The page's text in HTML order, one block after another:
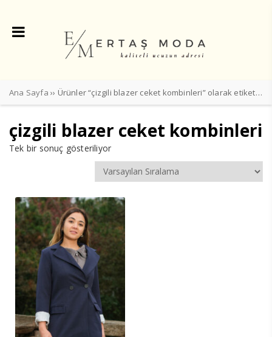
Ana Sayfa ›› Ürünler “çizgili blazer ceket kombinleri” olarak etiketlendi
çizgili blazer ceket kombinleri
Tek bir sonuç gösteriliyor